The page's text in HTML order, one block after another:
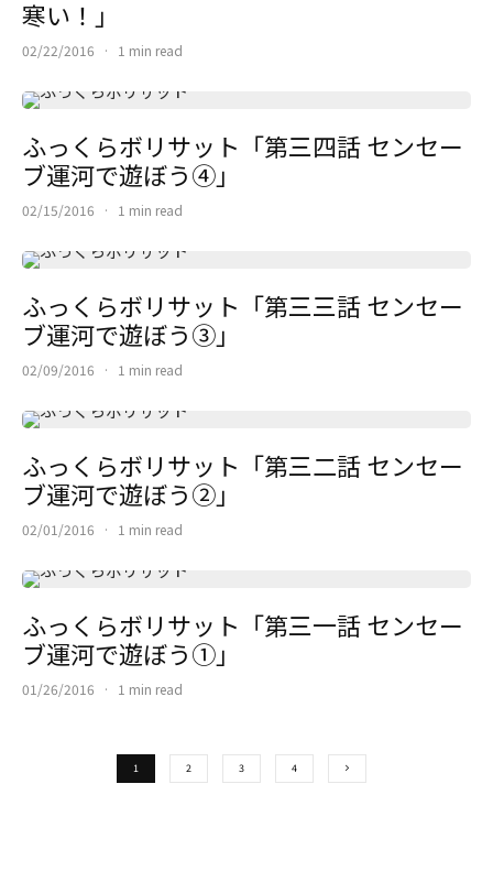
寒い！」
02/22/2016 · 1 min read
ふっくらボリサット「第三四話 センセー
ブ運河で遊ぼう④」
02/15/2016 · 1 min read
ふっくらボリサット「第三三話 センセー
ブ運河で遊ぼう③」
02/09/2016 · 1 min read
ふっくらボリサット「第三二話 センセー
ブ運河で遊ぼう②」
02/01/2016 · 1 min read
ふっくらボリサット「第三一話 センセー
ブ運河で遊ぼう①」
01/26/2016 · 1 min read
1 2 3 4